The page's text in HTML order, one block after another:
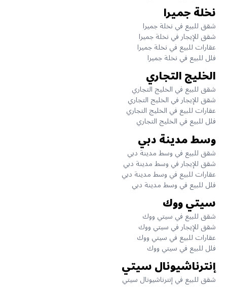
نخلة جميرا
شقق للبيع في نخلة جميرا
شقق للإيجار في نخلة جميرا
عقارات للبيع في نخلة جميرا
فلل للبيع في نخلة جميرا
الخليج التجاري
شقق للبيع في الخليج التجاري
شقق للإيجار في الخليج التجاري
عقارات للبيع في الخليج التجاري
فلل للبيع في الخليج التجاري
وسط مدينة دبي
شقق للبيع في وسط مدينة دبي
شقق للإيجار في وسط مدينة دبي
عقارات للبيع في وسط مدينة دبي
فلل للبيع في وسط مدينة دبي
سيتي ووك
شقق للبيع في سيتي ووك
شقق للإيجار في سيتي ووك
عقارات للبيع في سيتي ووك
فلل للبيع في سيتي ووك
إنترناشيونال سيتي
شقق للبيع في إنترناشيونال سيتي